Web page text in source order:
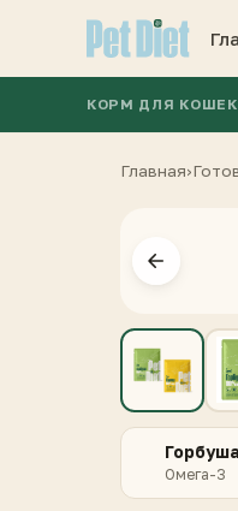
КОРМ ДЛЯ
Главная›
Горбуша
Омега-3